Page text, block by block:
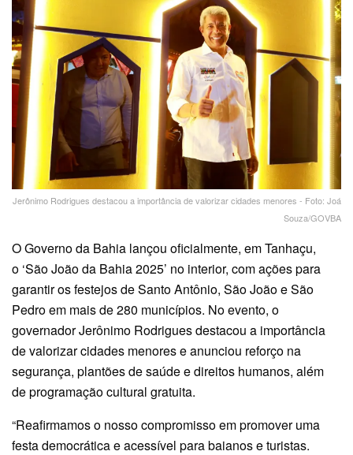
Jerônimo Rodrigues destacou a importância de valorizar cidades menores - Foto: Joá
Souza/GOVBA
O Governo da Bahia lançou oficialmente, em Tanhaçu,
o ‘São João da Bahia 2025’ no interior, com ações para
garantir os festejos de Santo Antônio, São João e São
Pedro em mais de 280 municípios. No evento, o
governador Jerônimo Rodrigues destacou a importância
de valorizar cidades menores e anunciou reforço na
segurança, plantões de saúde e direitos humanos, além
de programação cultural gratuita.
“Reafirmamos o nosso compromisso em promover uma
festa democrática e acessível para baianos e turistas.